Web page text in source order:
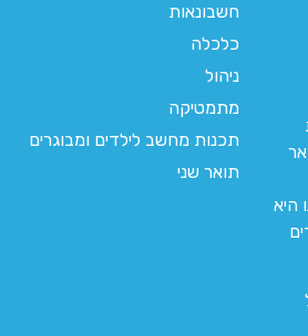
היא
חשבונאות
כלכלה
ניהול
מתמטיקה
תכנות מחשב לילדים ומבוגרים
תואר שני